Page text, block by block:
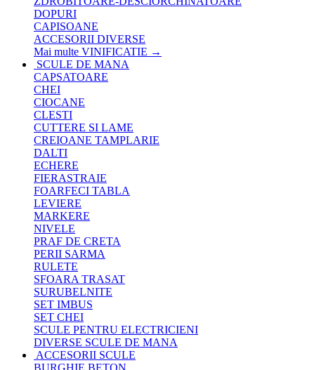
DOPURI
CAPISOANE
ACCESORII DIVERSE
Mai multe VINIFICATIE →
SCULE DE MANA
CAPSATOARE
CHEI
CIOCANE
CLESTI
CUTTERE SI LAME
CREIOANE TAMPLARIE
DALTI
ECHERE
FIERASTRAIE
FOARFECI TABLA
LEVIERE
MARKERE
NIVELE
PRAF DE CRETA
PERII SARMA
RULETE
SFOARA TRASAT
SURUBELNITE
SET IMBUS
SET CHEI
SCULE PENTRU ELECTRICIENI
DIVERSE SCULE DE MANA
ACCESORII SCULE
BURGHIE BETON